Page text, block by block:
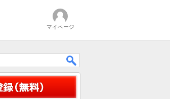
マイページ